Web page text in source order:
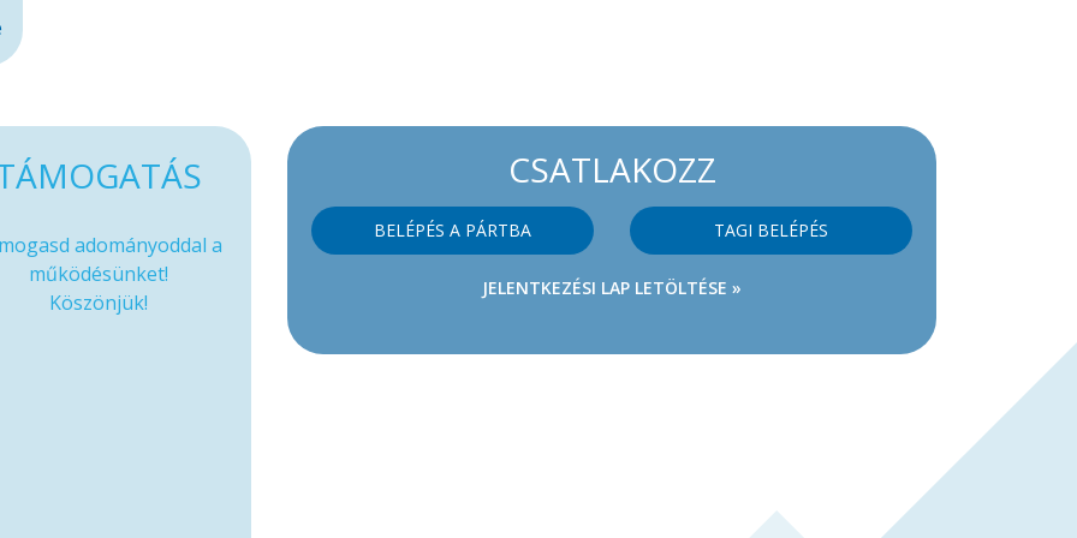
CSATLAKOZZ
BELÉPÉS A PÁRTBA TAGI BELÉPÉS
JELENTKEZÉSI LAP LETÖLTÉSE »
adományoddal a
működésünket!
Köszönjük!